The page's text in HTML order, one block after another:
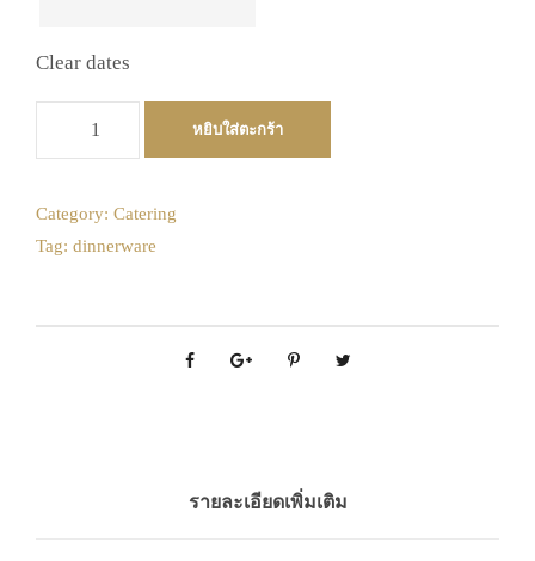
Clear dates
น
ต
กี
หยิบใส่ตะกร้า
Category: Catering
Tag: dinnerware
รายละเอียดเพิ่มเติม